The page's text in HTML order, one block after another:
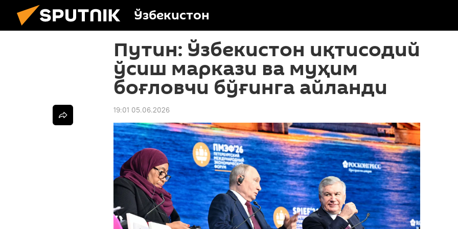
Ўзбекистон
Путин: Ўзбекистон иқтисодий
ўсиш маркази ва муҳим
боғловчи бўғинга айланди
19:01 05.06.2026